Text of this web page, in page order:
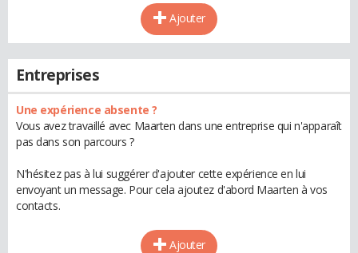
Ajouter
Entreprises
Une expérience absente ?
Vous avez travaillé avec Maarten dans une entreprise qui n'apparaît
pas dans son parcours ?
N'hésitez pas à lui suggérer d'ajouter cette expérience en lui
envoyant un message. Pour cela ajoutez d'abord Maarten à vos
contacts.
Ajouter